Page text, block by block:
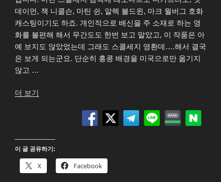
데이먼, 잭 니콜슨, 마틴 쉰, 알렉 볼드윈, 마크 월버그 호화
캐스팅이기도 하죠. 개인적으로 배신을 주 소재로 하는 영
화를 불편해 해서 무간도도 한번 보고 말았고, 이 작품은 아
예 보지도 않았었는데 그래도 스콜세지 영환데….해서 결국
은 보게 되는군요. 단순히 홍콩 배경을 미국으로만 옮기지
않고 …
더 보기
(The
Departed)
4K
UHD
이 글 공유하기:
X Facebook